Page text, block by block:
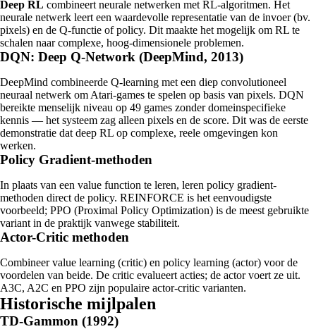
Deep RL combineert neurale netwerken met RL-algoritmen. Het
neurale netwerk leert een waardevolle representatie van de invoer (bv.
pixels) en de Q-functie of policy. Dit maakte het mogelijk om RL te
schalen naar complexe, hoog-dimensionele problemen.
DQN: Deep Q-Network (DeepMind, 2013)
DeepMind combineerde Q-learning met een diep convolutioneel
neuraal netwerk om Atari-games te spelen op basis van pixels. DQN
bereikte menselijk niveau op 49 games zonder domeinspecifieke
kennis — het systeem zag alleen pixels en de score. Dit was de eerste
demonstratie dat deep RL op complexe, reele omgevingen kon
werken.
Policy Gradient-methoden
In plaats van een value function te leren, leren policy gradient-
methoden direct de policy. REINFORCE is het eenvoudigste
voorbeeld; PPO (Proximal Policy Optimization) is de meest gebruikte
variant in de praktijk vanwege stabiliteit.
Actor-Critic methoden
Combineer value learning (critic) en policy learning (actor) voor de
voordelen van beide. De critic evalueert acties; de actor voert ze uit.
A3C, A2C en PPO zijn populaire actor-critic varianten.
Historische mijlpalen
TD-Gammon (1992)